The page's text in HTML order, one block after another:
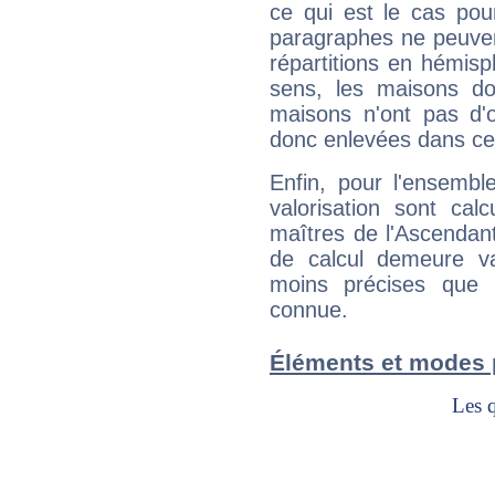
ce qui est le cas
paragraphes ne
répartitions en
sens, les maisons
maisons n'ont pas
donc enlevées dans
Enfin, pour
valorisation sont
maîtres de
de calcul demeure
moins précises que
connue.
Éléments et modes